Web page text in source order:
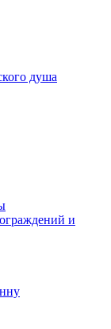
душа
и